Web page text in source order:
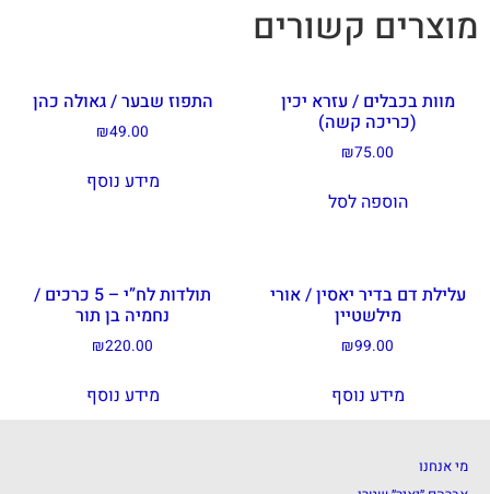
מוצרים קשורים
מוות בכבלים / עזרא יכין
(כריכה קשה)
₪75.00
הוספה לסל
התפוז שבער / גאולה כהן
₪49.00
מידע נוסף
עלילת דם בדיר יאסין / אורי
מילשטיין
₪99.00
מידע נוסף
תולדות לח”י – 5 כרכים /
נחמיה בן תור
₪220.00
מידע נוסף
מי אנחנו